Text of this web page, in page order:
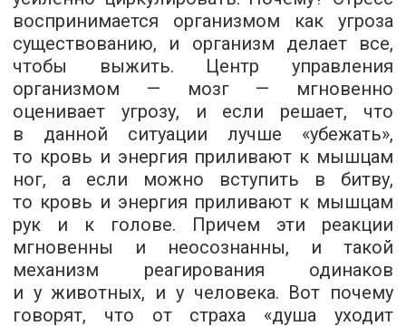
воспринимается организмом как угроза
существованию, и организм делает все,
чтобы выжить. Центр управления
организмом — мозг — мгновенно
оценивает угрозу, и если решает, что
в данной ситуации лучше «убежать»,
то кровь и энергия приливают к мышцам
ног, а если можно вступить в битву,
то кровь и энергия приливают к мышцам
рук и к голове. Причем эти реакции
мгновенны и неосознанны, и такой
механизм реагирования одинаков
и у животных, и у человека. Вот почему
говорят, что от страха «душа уходит